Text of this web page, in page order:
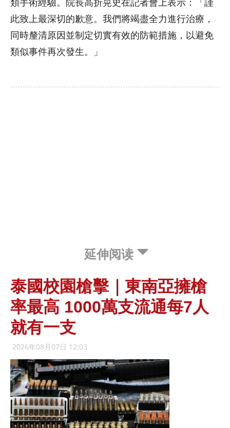
類手術經驗。院長高折晃史在記者會上表示：「謹
此致上最深切的歉意。我們將竭盡全力進行治療，
同時釐清原因並制定切實有效的防範措施，以避免
類似事件再次發生。」
延伸阅读
泰國校園槍擊｜東南亞擁槍
率最高 1000萬支流通每7人
就有一支
2026年08月07日 12:03